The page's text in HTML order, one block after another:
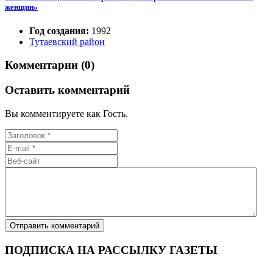
женщин»
Год создания: 1992
Тутаевский район
Комментарии (0)
Оставить комментарий
Вы комментируете как Гость.
ПОДПИСКА НА РАССЫЛКУ ГАЗЕТЫ